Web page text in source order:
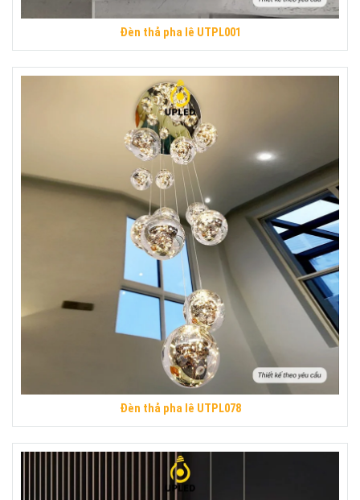
Đèn thả pha lê UTPL001
Đèn thả pha lê UTPL078